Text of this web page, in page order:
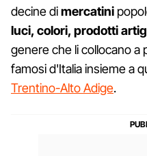
decine dimercatini
luci, colori, prodotti
genere che li collocano a
famosi d'Italia insieme a
Trentino-Alto Adige.